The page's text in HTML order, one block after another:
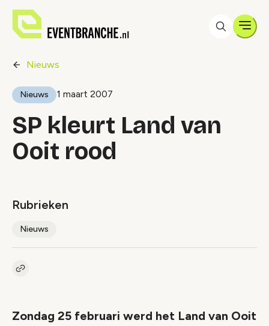
Nieuws
Nieuws 1 maart 2007
SP kleurt Land van
Ooit rood
Rubrieken
Nieuws
Kopieer link naar artikel
Zondag 25 februari werd het Land van Ooit